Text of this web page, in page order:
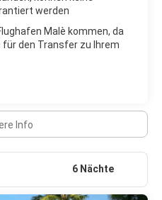
werden
Malè kommen, da
den Transfer zu Ihrem
Info
6 Nächte